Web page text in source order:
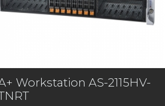
Workstation AS-2115HV-